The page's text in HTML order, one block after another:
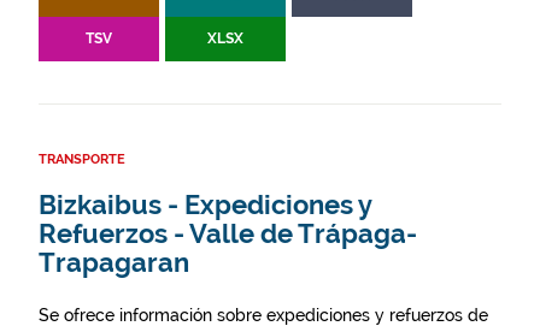
TSV XLSX
TRANSPORTE
Bizkaibus - Expediciones y
Refuerzos - Valle de Trápaga-
Trapagaran
Se ofrece información sobre expediciones y refuerzos de